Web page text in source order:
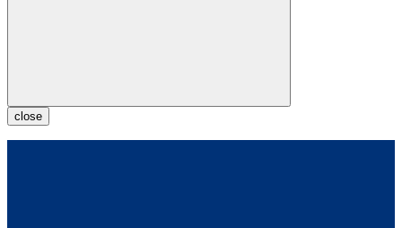
close